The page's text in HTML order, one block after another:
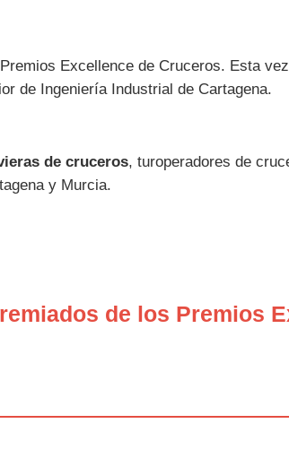
Excellence de Cruceros. Esta
de Ingeniería Industrial de Cartagena.
de cruceros, turoperadores de
y Murcia.
de los Premios